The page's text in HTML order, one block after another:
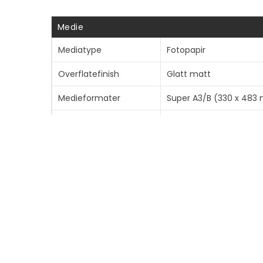
Medie
Mediatype
Fotopapir
Overflatefinish Glatt matt
Medieformater Super A3/B (330 x 483